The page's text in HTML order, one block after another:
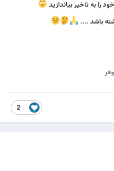
را به تاخیر بیاندازید
باشد ....
2